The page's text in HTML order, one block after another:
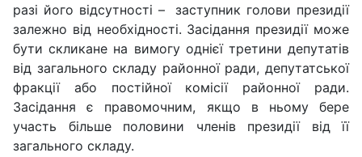
разі його відсутності – заступник голови президії
залежно від необхідності. Засідання президії може
бути скликане на вимогу однієї третини депутатів
від загального складу районної ради, депутатської
фракції або постійної комісії районної ради.
Засідання є правомочним, якщо в ньому бере
участь більше половини членів президії від її
загального складу.